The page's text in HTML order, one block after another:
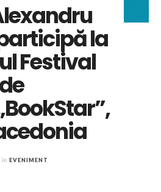
la
Festival
în EVENIMENT